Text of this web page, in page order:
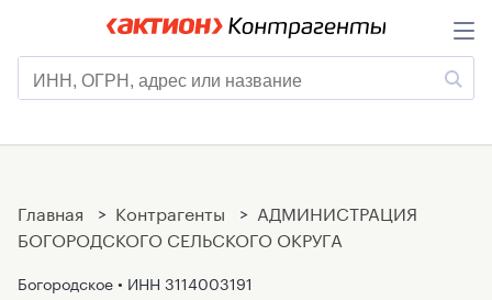
Главная > Контрагенты > АДМИНИСТРАЦИЯ
БОГОРОДСКОГО СЕЛЬСКОГО ОКРУГА
Богородское • ИНН 3114003191